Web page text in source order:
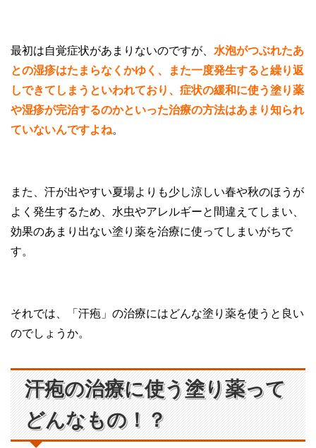
最初は自覚症状があまりないのですが、 水泡がつぶれたあ
との湿疹はたまらなくかゆく、また一度発生すると繰り返
しできてしまうといわれており、症状の緩和に使う塗り薬
や湿疹が完治するのかといった治療の方法はあまり知られ
ていないんですよね。
また、汗が出やすい夏場よりも少し涼しい春や秋のほうが
よく発生するため、水虫やアレルギーと間違えてしまい、
効果のあまり出ない塗り薬を治療に使ってしまいがちで
す。
それでは、「汗疱」の治療にはどんな塗り薬を使うと良い
のでしょうか。
汗疱の治療に使う塗り薬って
どんなもの！？